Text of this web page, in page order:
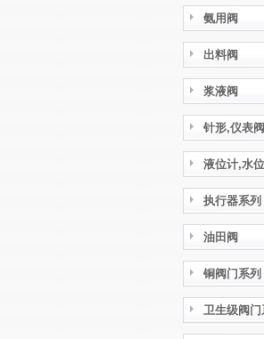
氨用阀
出料阀
浆液阀
针形,仪表阀
液位计,水位
执行器系列
油田阀
铜阀门系列
卫生级阀门